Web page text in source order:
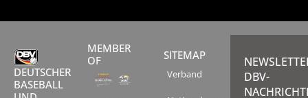
DEUTSCHER
BASEBALL
MEMBER
OF
SITEMAP
Verband
DBV-